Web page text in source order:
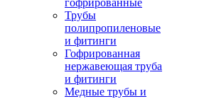
гофрированные
Трубы
полипропиленовые
и фитинги
Гофрированная
нержавеющая труба
и фитинги
Медные трубы и